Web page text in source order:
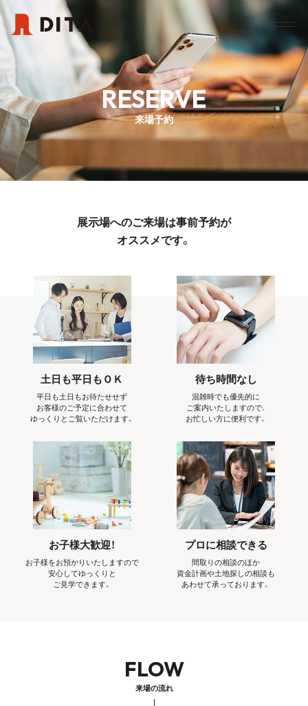
RESERVE
来場予約
展示場へのご来場は事前予約が
オススメです。
土日も平日もＯＫ
平日も土日もお待たせせず
お客様のご予定に合わせて
ゆっくりとご覧いただけます。
待ち時間なし
混雑時でも優先的に
ご案内いたしますので、
お忙しい方に便利です。
お子様大歓迎！
お子様をお預かりいたしますので
安心してゆっくりと
ご見学できます。
プロに相談できる
間取りの相談のほか
資金計画や土地探しの相談も
あわせて承っております。
FLOW
来場の流れ